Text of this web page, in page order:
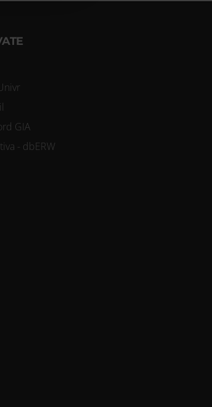
GIA
- dbERW